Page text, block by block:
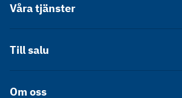
Våra tjänster
Försprång
Till salu
Om oss